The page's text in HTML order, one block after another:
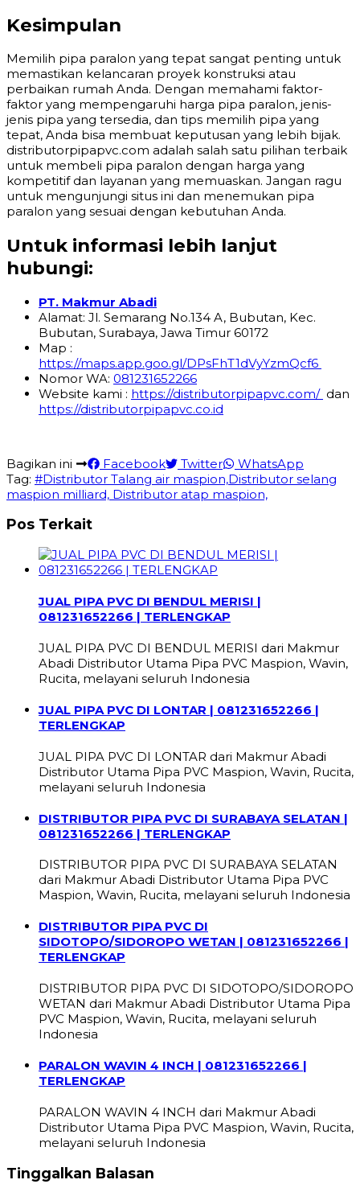
Kesimpulan
Memilih pipa paralon yang tepat sangat penting untuk
memastikan kelancaran proyek konstruksi atau
perbaikan rumah Anda. Dengan memahami faktor-
faktor yang mempengaruhi harga pipa paralon, jenis-
jenis pipa yang tersedia, dan tips memilih pipa yang
tepat, Anda bisa membuat keputusan yang lebih bijak.
distributorpipapvc.com adalah salah satu pilihan terbaik
untuk membeli pipa paralon dengan harga yang
kompetitif dan layanan yang memuaskan. Jangan ragu
untuk mengunjungi situs ini dan menemukan pipa
paralon yang sesuai dengan kebutuhan Anda.
Untuk informasi lebih lanjut
hubungi:
PT. Makmur Abadi
Alamat: Jl. Semarang No.134 A, Bubutan, Kec.
Bubutan, Surabaya, Jawa Timur 60172
Map :
https://maps.app.goo.gl/DPsFhT1dVyYzmQcf6
Nomor WA: 081231652266
Website kami : https://distributorpipapvc.com/ dan
https://distributorpipapvc.co.id
Bagikan ini Facebook Twitter
WhatsApp
Tag: #Distributor Talang air maspion,Distributor selang
maspion milliard, Distributor atap maspion,
Pos Terkait
JUAL PIPA PVC DI BENDUL MERISI |
081231652266 | TERLENGKAP
JUAL PIPA PVC DI BENDUL MERISI dari Makmur
Abadi Distributor Utama Pipa PVC Maspion, Wavin,
Rucita, melayani seluruh Indonesia
JUAL PIPA PVC DI LONTAR | 081231652266 |
TERLENGKAP
JUAL PIPA PVC DI LONTAR dari Makmur Abadi
Distributor Utama Pipa PVC Maspion, Wavin, Rucita,
melayani seluruh Indonesia
DISTRIBUTOR PIPA PVC DI SURABAYA SELATAN |
081231652266 | TERLENGKAP
DISTRIBUTOR PIPA PVC DI SURABAYA SELATAN
dari Makmur Abadi Distributor Utama Pipa PVC
Maspion, Wavin, Rucita, melayani seluruh Indonesia
DISTRIBUTOR PIPA PVC DI
SIDOTOPO/SIDOROPO WETAN | 081231652266 |
TERLENGKAP
DISTRIBUTOR PIPA PVC DI SIDOTOPO/SIDOROPO
WETAN dari Makmur Abadi Distributor Utama Pipa
PVC Maspion, Wavin, Rucita, melayani seluruh
Indonesia
PARALON WAVIN 4 INCH | 081231652266 |
TERLENGKAP
PARALON WAVIN 4 INCH dari Makmur Abadi
Distributor Utama Pipa PVC Maspion, Wavin, Rucita,
melayani seluruh Indonesia
Tinggalkan Balasan